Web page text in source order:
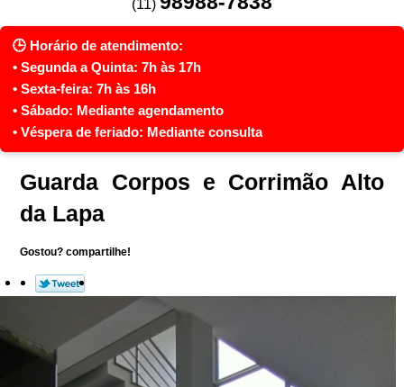
(11)
Guarda Corpos e Corrimão Alto
da Lapa
Gostou? compartilhe!